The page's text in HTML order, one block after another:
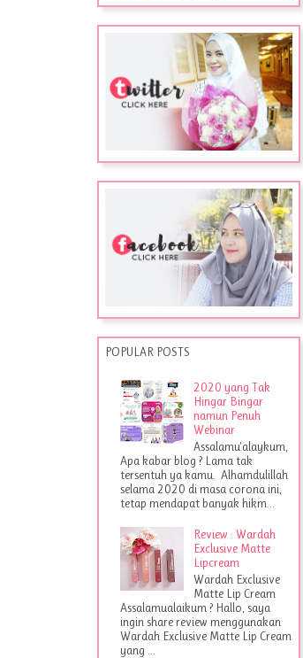
POPULAR POSTS
2020 yang Tak
Hingar Bingar
namun Penuh
Webinar
Assalamu'alaykum,
Apa kabar blog ? Lama tak
tersentuh ya kamu. Alhamdulillah
selama 2020 di masa corona ini,
tetap mendapat banyak hikm...
Review : Wardah
Exclusive Matte
Lipcream
Wardah Exclusive
Matte Lip Cream
Assalamualaikum ? Hallo, saya
ingin share review menggunakan
Wardah Exclusive Matte Lip Cream
yang ...